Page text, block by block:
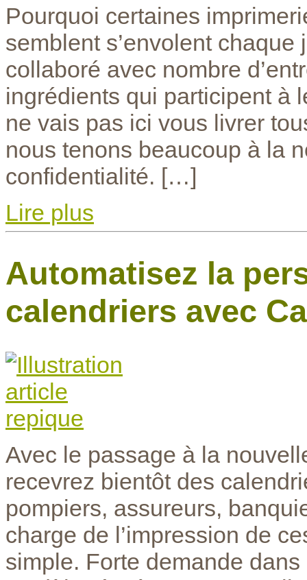
Pourquoi certaines
semblent s’envolent
collaboré avec nombre
ingrédients qui participent à
ne vais pas ici vous livrer
nous tenons beaucoup à la
confidentialité. […]
Lire plus
Automatisez la
calendriers avec
Avec le passage à la
recevrez bientôt des
pompiers, assureurs,
charge de l’impression de
simple. Forte demande